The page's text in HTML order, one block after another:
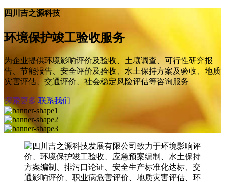
四川吉之源科技
环境保护竣工验收服务
为企业提供环境影响评价及验收、土壤调查、可行性研究报
告、节能报告、安全评价及验收、水土保持方案及验收、地质
灾害评估、交通评价、社会稳定风险评估等咨询服务
探索更多 联系我们